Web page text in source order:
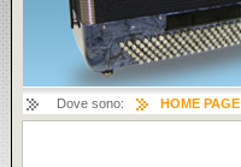
Dove sono: HOME PAGE